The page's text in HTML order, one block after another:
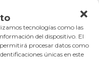
tecnologías como las
del dispositivo. El
procesar datos como
únicas en este